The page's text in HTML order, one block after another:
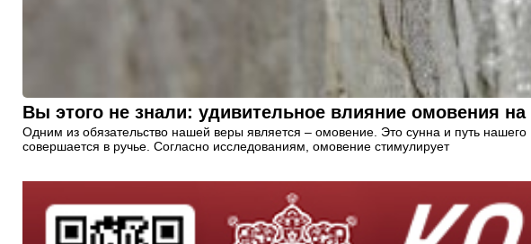
Вы этого не знали: удивительное влияние омовения на
Одним из обязательство нашей веры является – омовение. Это сунна и путь
совершается в ручье. Согласно исследованиям, омовение стимулирует